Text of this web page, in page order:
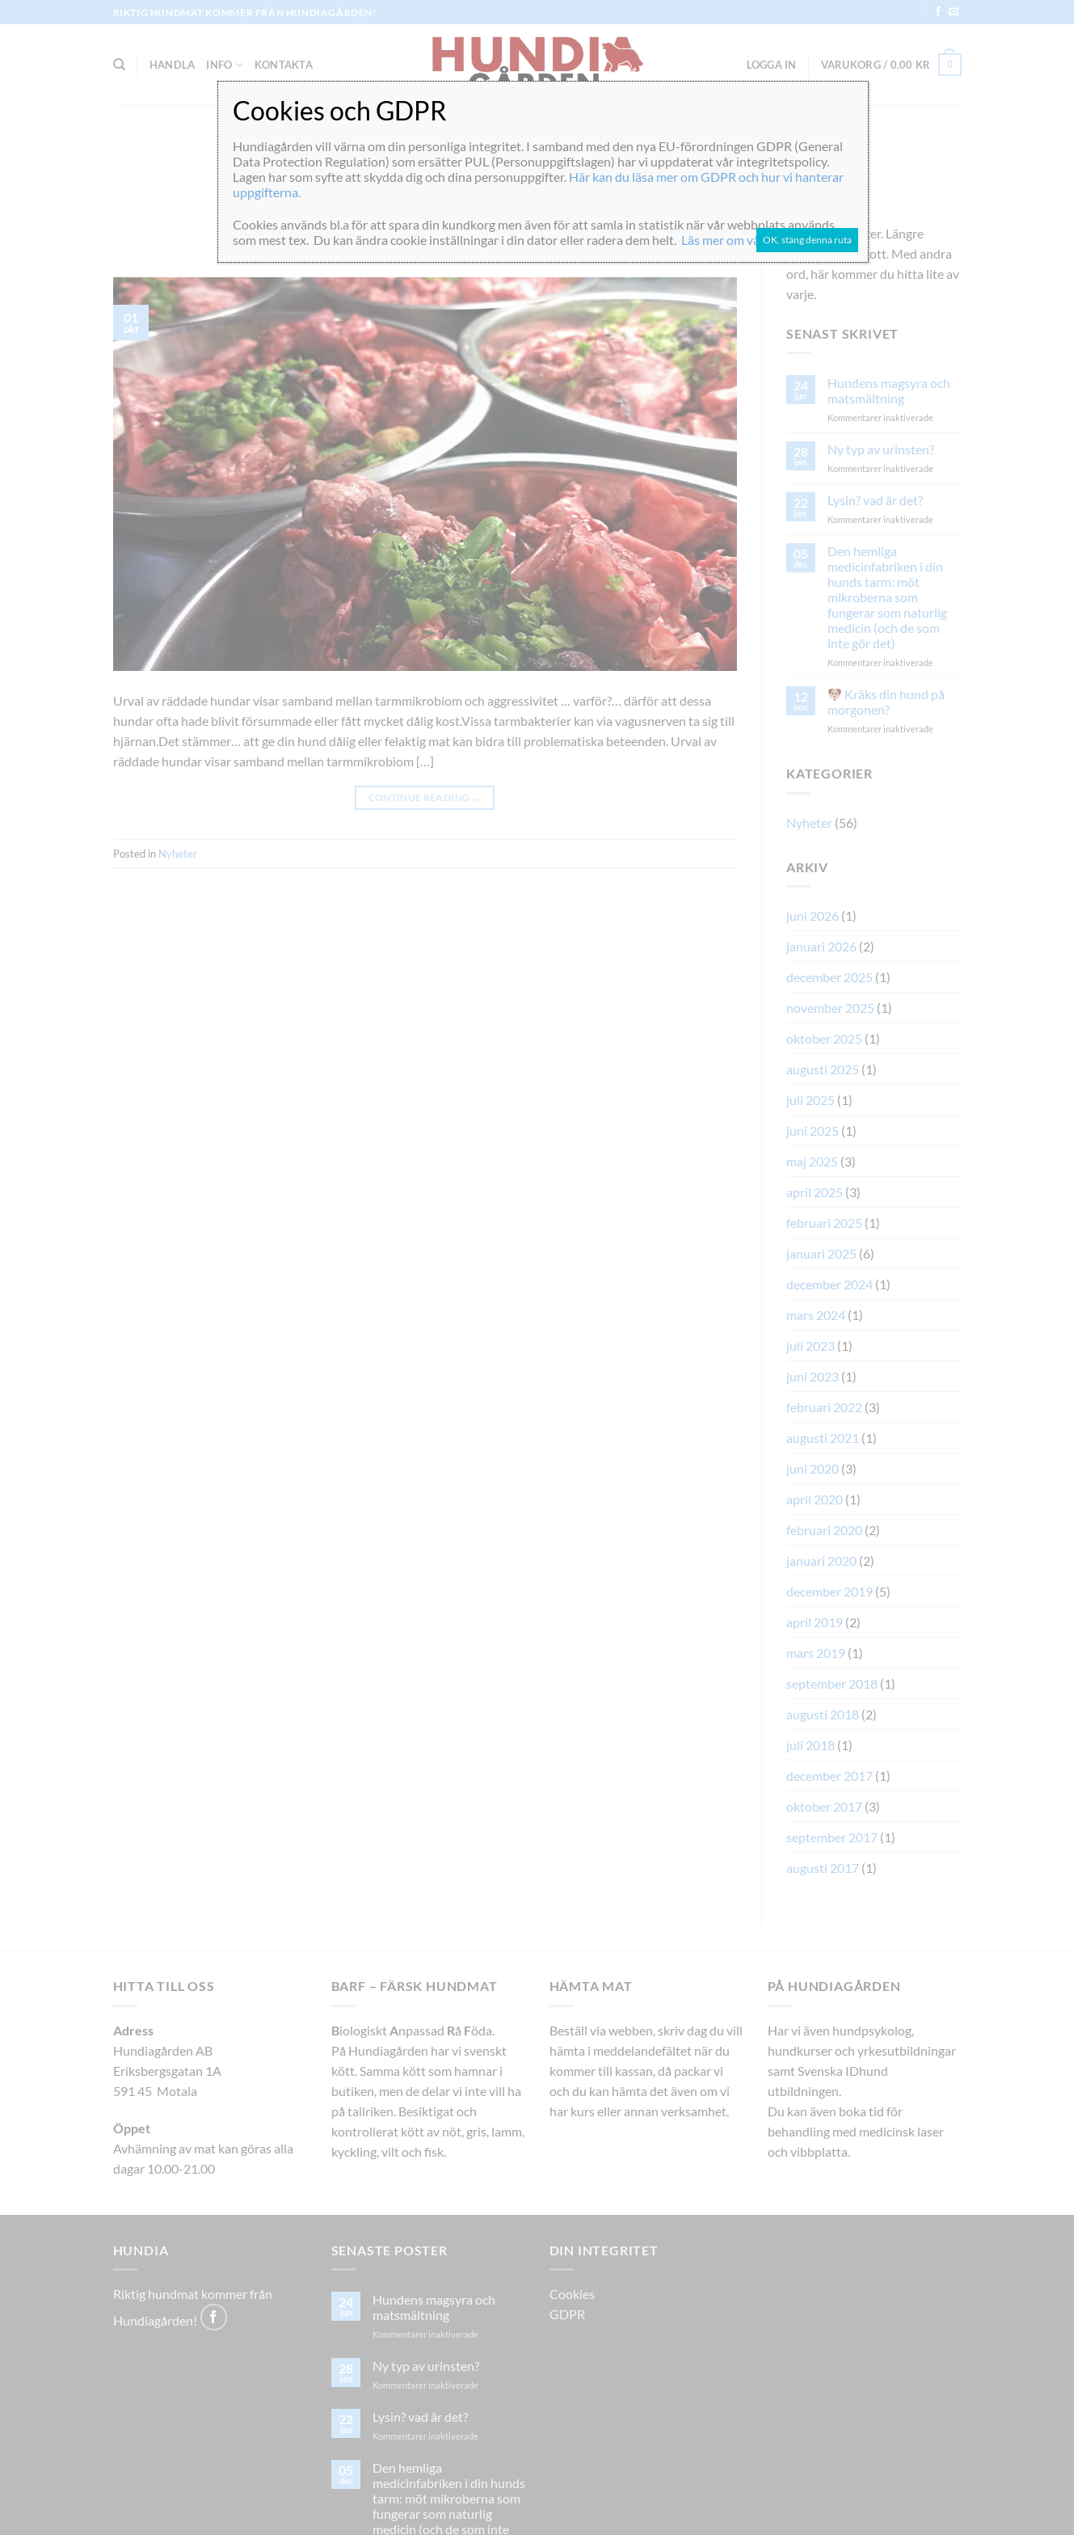
to
RIKTIG HUNDMAT KOMMER FRÅN HUNDIAGÅRDEN!
HANDLA INFO KONTAKTA LOGGA IN VARUKORG / 0.00 KR 0
MONTHLY ARCHIVES: OKTOBER 2025
NYHETER
Bakterier i tarmen på verkar beteende…
01
okt
Urval av räddade hundar visar samband mellan tarmmikrobiom och aggressivitet … varför?… därför att dessa
hundar ofta hade blivit försummade eller fått mycket dålig kost.Vissa tarmbakterier kan via vagusnerven ta sig till
hjärnan.Det stämmer… att ge din hund dålig eller felaktig mat kan bidra till problematiska beteenden. Urval av
räddade hundar visar samband mellan tarmmikrobiom […]
CONTINUE READING →
Posted in Nyheter
Tisp, råd, nyheter. Längre
läsning, kort&gott. Med andra
ord, här kommer du hitta lite av
varje.
SENAST SKRIVET
24
jun
Hundens magsyra och
matsmältning
Kommentarer inaktiverade
magsyra
28
jan
Ny typ av urinsten?
Kommentarer inaktiverade
22
jan
Lysin? vad är det?
Kommentarer inaktiverade
det?
05
dec
Den hemliga
medicinfabriken i din
hunds tarm: möt
mikroberna som
fungerar som naturlig
medicin (och de som
inte gör det)
Kommentarer inaktiverade
hemliga
medicinfabriken
12
nov
Kräks din hund på
morgonen?
Kommentarer inaktiverade
KATEGORIER
Nyheter (56)
ARKIV
juni 2026 (1)
januari 2026 (2)
december 2025 (1)
november 2025 (1)
oktober 2025 (1)
augusti 2025 (1)
juli 2025 (1)
juni 2025 (1)
maj 2025 (3)
april 2025 (3)
februari 2025 (1)
januari 2025 (6)
december 2024 (1)
mars 2024 (1)
juli 2023 (1)
juni 2023 (1)
februari 2022 (3)
augusti 2021 (1)
juni 2020 (3)
april 2020 (1)
februari 2020 (2)
januari 2020 (2)
december 2019 (5)
april 2019 (2)
mars 2019 (1)
september 2018 (1)
augusti 2018 (2)
juli 2018 (1)
december 2017 (1)
oktober 2017 (3)
september 2017 (1)
augusti 2017 (1)
HITTA TILL OSS
Adress
Hundiagården AB
Eriksbergsgatan 1A
591 45 Motala
Öppet
Avhämning av mat kan göras alla
dagar 10.00-21.00
BARF – FÄRSK HUNDMAT
BiologisktAnpassad Rå Föda.
På Hundiagården har vi svenskt
kött. Samma kött som hamnar i
butiken, men de delar vi inte vill ha
på tallriken. Besiktigat och
kontrollerat kött av nöt, gris, lamm,
kyckling, vilt och fisk.
HÄMTA MAT
Beställ via webben, skriv dag du vill
hämta i meddelandefältet när du
kommer till kassan, då packar vi
och du kan hämta det även om vi
har kurs eller annan verksamhet.
PÅ HUNDIAGÅRDEN
Har vi även hundpsykolog,
hundkurser och yrkesutbildningar
samt Svenska IDhund
utbildningen.
Du kan även boka tid för
behandling med medicinsk laser
och vibbplatta.
HUNDIA
Riktig hundmat kommer från
Hundiagården!
SENASTE POSTER
24
jun
Hundens magsyra och
matsmältning
Kommentarer inaktiveradeför
magsyra
matsmältning
28
jan
Ny typ av urinsten?
Kommentarer inaktiveradeför
urinsten?
22
jan
Lysin? vad är det?
Kommentarer inaktiveradeför
det?
05
dec
Den hemliga
medicinfabriken i din hunds
tarm: möt mikroberna som
fungerar som naturlig
medicin (och de som inte
DIN INTEGRITET
Cookies
GDPR
Cookies och GDPR
Hundiagården vill värna om din personliga integritet. I samband med den nya EU-förordningen GDPR (General
Data Protection Regulation) som ersätter PUL (Personuppgiftslagen) har vi uppdaterat vår integritetspolicy.
Lagen har som syfte att skydda dig och dina personuppgifter.Här kan du läsa mer om GDPR och hur vi hanterar
uppgifterna.
Cookies används bl.a för att spara din kundkorg men även för att samla in statistik när vår webbplats används
som mest tex. Du kan ändra cookie inställningar i din dator eller radera dem helt. Läs mer om våra cookies här
OK, stäng denna ruta